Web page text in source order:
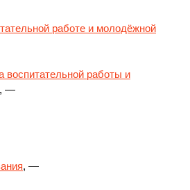
работе и молодёжной
воспитательной работы и
, —
, —